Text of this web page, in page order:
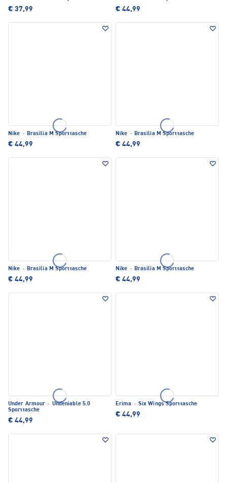
€ 37,99 € 44,99
Nike · Brasilia M Sporttasche
€ 44,99
Nike · Brasilia M Sporttasche
€ 44,99
Nike · Brasilia M Sporttasche
€ 44,99
Nike · Brasilia M Sporttasche
€ 44,99
Under Armour · Undeniable 5.0
Sporttasche
€ 44,99
Erima · Six Wings Sporttasche
€ 44,99